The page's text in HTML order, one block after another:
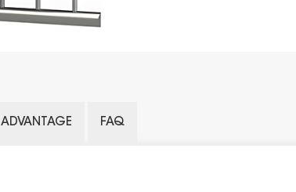
ADVANTAGE FAQ